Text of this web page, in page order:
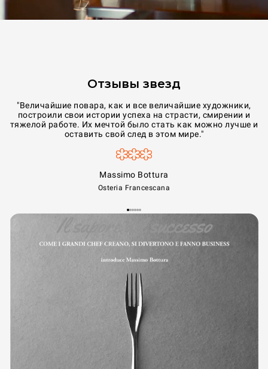
Отзывы звезд
"Величайшие повара, как и все величайшие художники,
построили свои истории успеха на страсти, смирении и
тяжелой работе. Их мечтой было стать как можно лучше и
оставить свой след в этом мире."
Massimo Bottura
Osteria Francescana